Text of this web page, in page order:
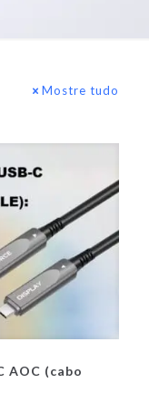
Mostre tudo
AOC (cabo